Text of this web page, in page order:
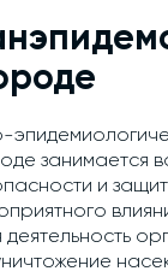
занимается
и